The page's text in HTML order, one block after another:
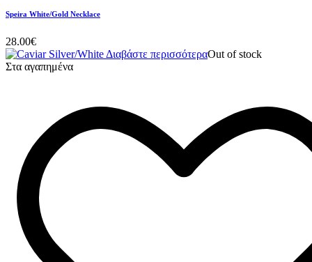
Speira White/Gold Necklace
28.00€
Διαβάστε περισσότεραOut of stock
Στα αγαπημένα